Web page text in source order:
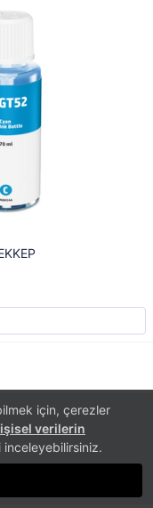
için, çerezler
verilerin
inceleyebilirsiniz.